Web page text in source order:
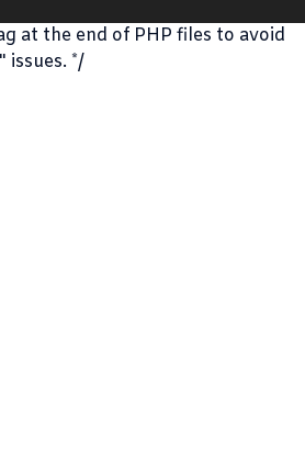
at the end of PHP files to avoid
issues. */